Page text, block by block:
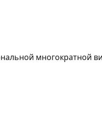
многократной